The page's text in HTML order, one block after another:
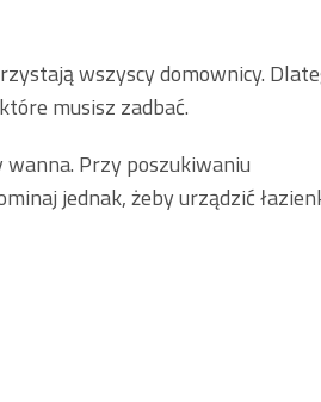
wszyscy domownicy.
musisz zadbać.
wanna. Przy poszukiwaniu
jednak, żeby urządzić